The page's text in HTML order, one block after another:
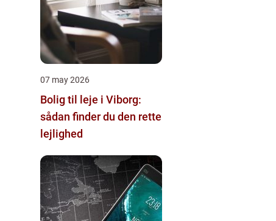
07 may 2026
Bolig til leje i Viborg:
sådan finder du den rette
lejlighed